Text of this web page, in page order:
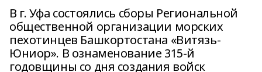
В г. Уфа состоялись сборы Региональной
общественной организации морских
пехотинцев Башкортостана «Витязь-
Юниор». В ознаменование 315-й
годовщины со дня создания войск